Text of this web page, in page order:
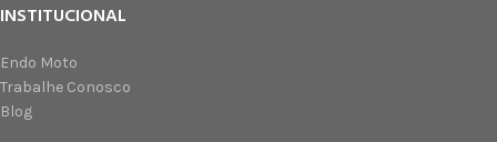
INSTITUCIONAL
Endo Moto
Trabalhe Conosco
Blog